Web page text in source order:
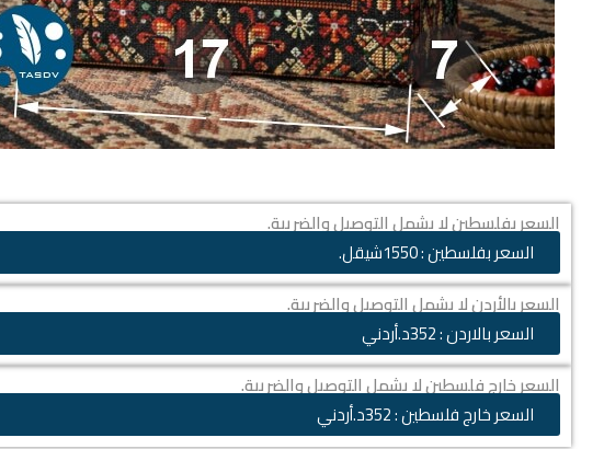
السعر بفلسطين لا يشمل التوصيل والضريبة.
السعر بفلسطين : 1550شيقل.
السعر بالأردن لا يشمل التوصيل والضريبة.
السعر بالاردن : 352د.أردني
السعر خارج فلسطين لا يشمل التوصيل والضريبة.
السعر خارج فلسطين : 352د.أردني